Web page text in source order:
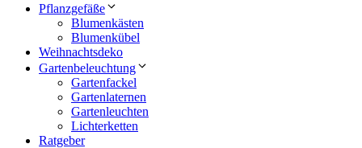
Pflanzgefäße
Blumenkästen
Blumenkübel
Weihnachtsdeko
Gartenbeleuchtung
Gartenfackel
Gartenlaternen
Gartenleuchten
Lichterketten
Ratgeber